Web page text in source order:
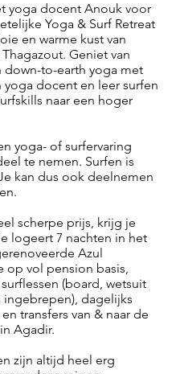
yoga docent Anouk voor
Yoga & Surf Retreat
en warme kust van
Geniet van
down-to-earth yoga met
yoga docent en leer surfen
naar een hoger
yoga- of surfervaring
te nemen. Surfen is
kan dus ook deelnemen
scherpe prijs, krijg je
logeert 7 nachten in het
Azul
op vol pension basis,
(board, wetsuit
ingebrepen), dagelijks
transfers van & naar de
Agadir.
zijn altijd heel erg